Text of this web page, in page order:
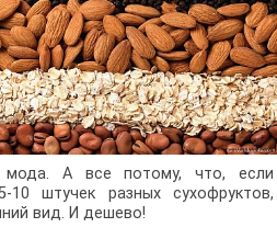
А все потому, что, если
штучек разных сухофруктов,
вид. И дешево!